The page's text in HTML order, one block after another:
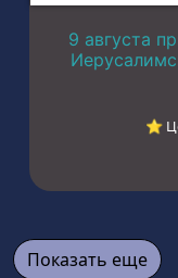
9 августа
⭐︎
Показать еще